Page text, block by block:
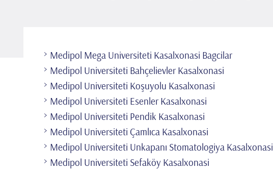
Medipol Mega Universiteti Kasalxonasi Bagcilar
Medipol Universiteti Bahçelievler Kasalxonasi
Medipol Universiteti Koşuyolu Kasalxonasi
Medipol Universiteti Esenler Kasalxonasi
Medipol Universiteti Pendik Kasalxonasi
Medipol Universiteti Çamlıca Kasalxonasi
Medipol Universiteti Unkapanı Stomatologiya Kasalxonasi
Medipol Universiteti Sefaköy Kasalxonasi